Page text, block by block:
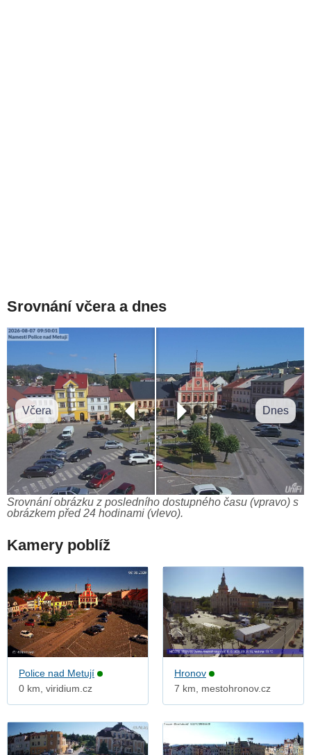
Srovnání včera a dnes
Včera Dnes
Srovnání obrázku z posledního dostupného času (vpravo) s
obrázkem před 24 hodinami (vlevo).
Kamery poblíž
Police nad Metují
0 km, viridium.cz
Hronov
7 km, mestohronov.cz